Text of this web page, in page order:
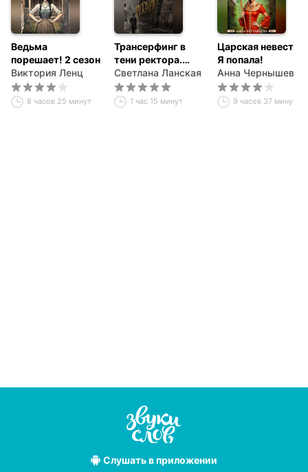
Ведьма
порешает! 2 сезон
Виктория Ленц
8 часов 25 минут
Трансерфинг в
тени ректора.
Книга первая.
Светлана Ланская
1 час 15 минут
Царская невеста.
Я попала!
Анна Чернышева
9 часов 37 минут
Слушатьв приложении
Лучшие